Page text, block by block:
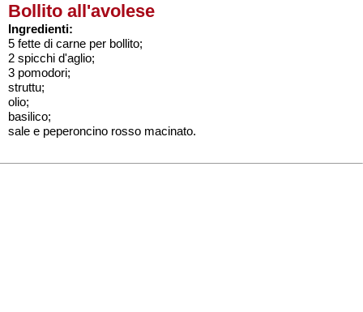
Bollito all'avolese
Ingredienti:
5 fette di carne per bollito;
2 spicchi d'aglio;
3 pomodori;
struttu;
olio;
basilico;
sale e peperoncino rosso macinato.